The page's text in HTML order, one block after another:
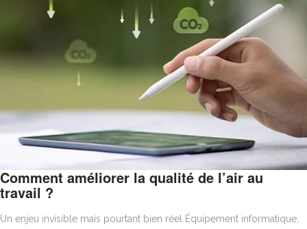
Comment améliorer la qualité de l’air au
travail ?
Un enjeu invisible mais pourtant bien réel Équipement informatique,